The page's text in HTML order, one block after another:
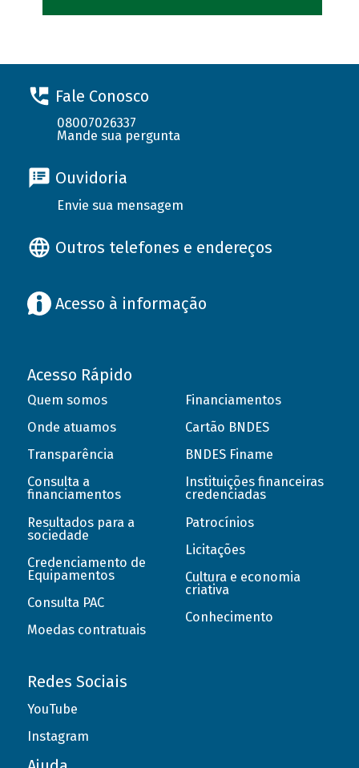
Fale Conosco
08007026337
Mande sua pergunta
Ouvidoria
Envie sua mensagem
Outros telefones e endereços
Acesso à informação
Acesso Rápido
Quem somos
Onde atuamos
Transparência
Consulta a
financiamentos
Resultados para a
sociedade
Credenciamento de
Equipamentos
Consulta PAC
Moedas contratuais
Financiamentos
Cartão BNDES
BNDES Finame
Instituições financeiras
credenciadas
Patrocínios
Licitações
Cultura e economia
criativa
Conhecimento
Redes Sociais
YouTube
Instagram